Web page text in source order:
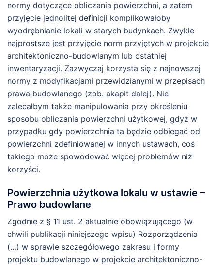
normy dotyczące obliczania powierzchni, a zatem
przyjęcie jednolitej definicji komplikowałoby
wyodrębnianie lokali w starych budynkach. Zwykle
najprostsze jest przyjęcie norm przyjętych w projekcie
architektoniczno-budowlanym lub ostatniej
inwentaryzacji. Zazwyczaj korzysta się z najnowszej
normy z modyfikacjami przewidzianymi w przepisach
prawa budowlanego (zob. akapit dalej). Nie
zalecałbym także manipulowania przy określeniu
sposobu obliczania powierzchni użytkowej, gdyż w
przypadku gdy powierzchnia ta będzie odbiegać od
powierzchni zdefiniowanej w innych ustawach, coś
takiego może spowodować więcej problemów niż
korzyści.
Powierzchnia użytkowa lokalu w ustawie –
Prawo budowlane
Zgodnie z § 11 ust. 2 aktualnie obowiązującego (w
chwili publikacji niniejszego wpisu) Rozporządzenia
(…) w sprawie szczegółowego zakresu i formy
projektu budowlanego w projekcie architektoniczno-